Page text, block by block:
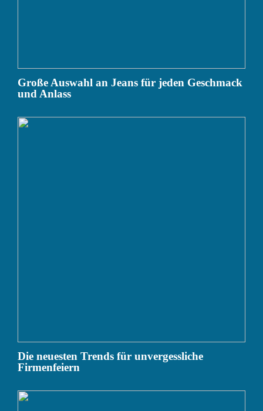
Große Auswahl an Jeans für jeden Geschmack
und Anlass
Die neuesten Trends für unvergessliche
Firmenfeiern